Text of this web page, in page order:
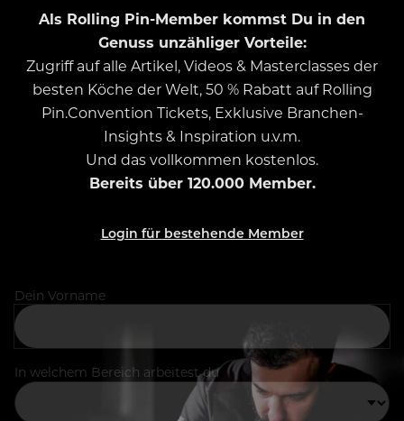
Als Rolling Pin-Member kommst Du in den
Genuss unzähliger Vorteile:
Zugriff auf alle Artikel, Videos & Masterclasses der
besten Köche der Welt, 50 % Rabatt auf Rolling
Pin.Convention Tickets, Exklusive Branchen-
Insights & Inspiration u.v.m.
Und das vollkommen kostenlos.
Bereits über 120.000 Member.
Login für bestehende Member
Dein Vorname
In welchem Bereich arbeitest du